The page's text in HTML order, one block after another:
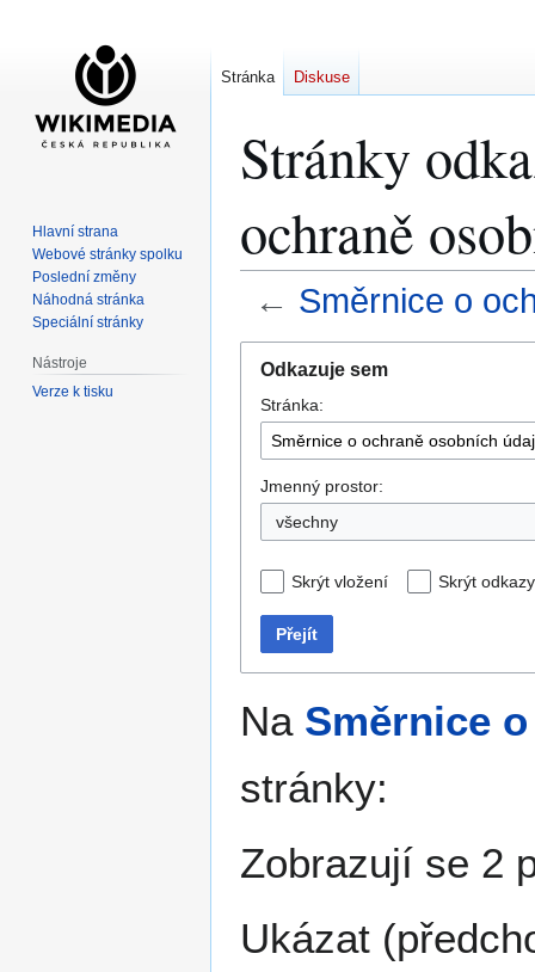
Stránky
ochraně
← Směrnice o
navigaci
vyhledávání
Odkazuje sem
Stránka:
Jmenný prostor:
všechny
Skrýt vložení Skrýt odkazy
Přejít
Na Směrnice
stránky:
Zobrazují se 2
Ukázat (
Stránka Diskuse
Hlavní strana
Webové stránky spolku
Poslední změny
Náhodná stránka
Speciální stránky
Nástroje
Verze k tisku